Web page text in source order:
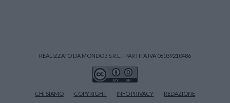
REALIZZATO DA MONDO3 S.R.L. - PARTITA IVA 06039210486
CHI SIAMO COPYRIGHT INFO PRIVACY REDAZIONE